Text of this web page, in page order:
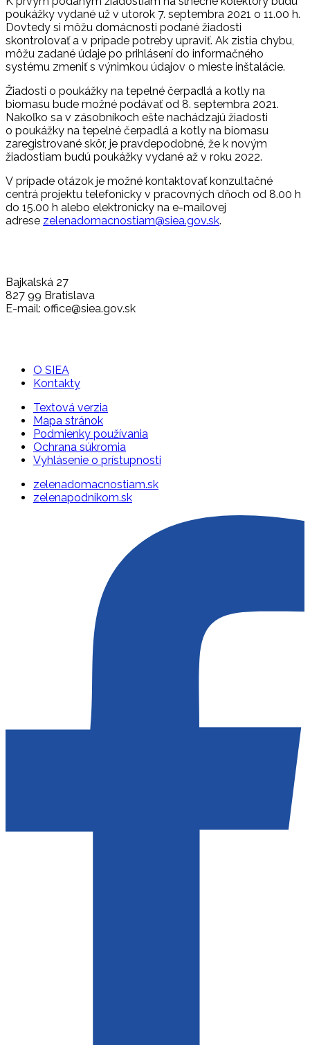
poukážky vydané už v utorok 7. septembra 2021 o 11.00 h.
Dovtedy si môžu domácnosti podané žiadosti
skontrolovať a v prípade potreby upraviť. Ak zistia chybu,
môžu zadané údaje po prihlásení do informačného
systému zmeniť s výnimkou údajov o mieste inštalácie.
Žiadosti o poukážky na tepelné čerpadlá a kotly na
biomasu bude možné podávať od 8. septembra 2021.
Nakoľko sa v zásobníkoch ešte nachádzajú žiadosti
o poukážky na tepelné čerpadlá a kotly na biomasu
zaregistrované skôr, je pravdepodobné, že k novým
žiadostiam budú poukážky vydané až v roku 2022.
V prípade otázok je možné kontaktovať konzultačné
centrá projektu telefonicky v pracovných dňoch od 8.00 h
do 15.00 h alebo elektronicky na e-mailovej
adrese zelenadomacnostiam@siea.gov.sk.
Bajkalská 27
827 99 Bratislava
E-mail: office@siea.gov.sk
O SIEA
Kontakty
Textová verzia
Mapa stránok
Podmienky používania
Ochrana súkromia
Vyhlásenie o prístupnosti
zelenadomacnostiam.sk
zelenapodnikom.sk